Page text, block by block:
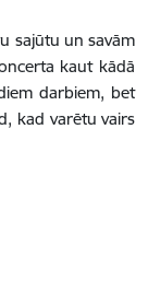
sajūtu un savām
kaut kādā
darbiem, bet
kad varētu vairs